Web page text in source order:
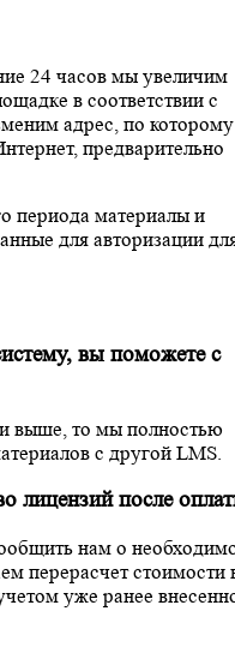
24 часов мы увеличим
в соответствии с
адрес, по которому
предварительно
периода материалы и
для авторизации
вы поможете с
выше, то мы полностью
с другой LMS.
лицензий после
нам о
перерасчет стоимости
уже ранее